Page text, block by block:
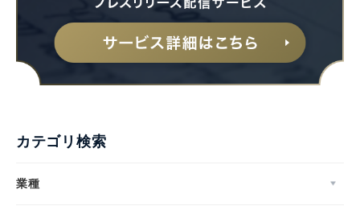
カテゴリ検索
業種